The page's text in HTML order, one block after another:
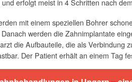
erfolgt meist in 4 Schritten nach
mit einem speziellen Bohrer
werden die Zahnimplantate
die Aufbauteile, die als Verbindung
Der Patient erhält an einem Tag